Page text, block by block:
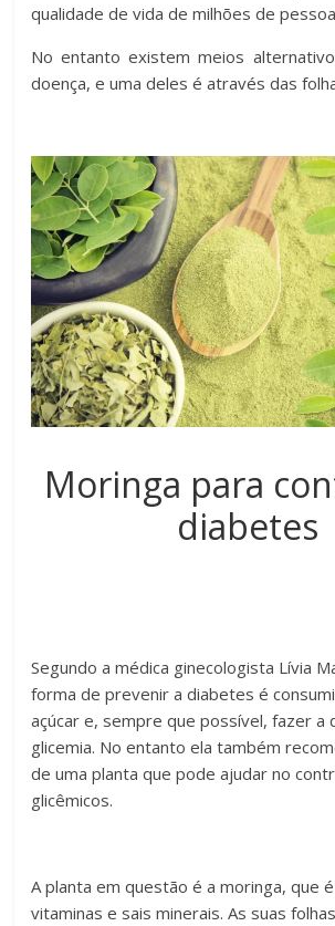
qualidade de vida de milhões de
No entanto existem meios
doença, e uma deles é através das
Moringa para
diabetes
Segundo a médica ginecologista Lívia
forma de prevenir a diabetes é
açúcar e, sempre que possível, fazer a
glicemia. No entanto ela também
de uma planta que pode ajudar no
glicêmicos.
A planta em questão é a moringa, que
vitaminas e sais minerais. As suas